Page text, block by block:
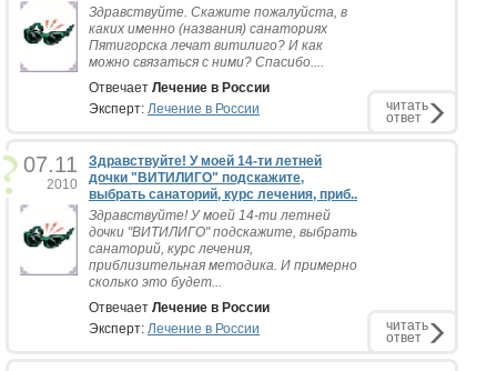
Здравствуйте. Скажите пожалуйста, в
каких именно (названия) санаториях
Пятигорска лечат витилиго? И как
можно связаться с ними? Спасибо....
Отвечает Лечение в России
Эксперт: Лечение в России читать
ответ
07.11
2010
Здравствуйте! У моей 14-ти летней
дочки "ВИТИЛИГО" подскажите,
выбрать санаторий, курс лечения, приб..
Здравствуйте! У моей 14-ти летней
дочки "ВИТИЛИГО" подскажите, выбрать
санаторий, курс лечения,
приблизительная методика. И примерно
сколько это будет...
Отвечает Лечение в России
Эксперт: Лечение в России читать
ответ